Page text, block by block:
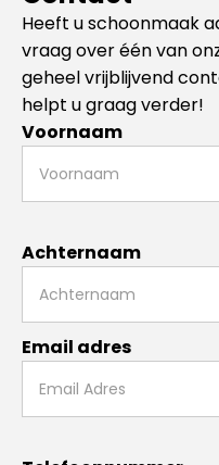
Heeft u schoonmaak
vraag over één van
geheel vrijblijvend
helpt u graag verder!
Voornaam
Achternaam
Email adres